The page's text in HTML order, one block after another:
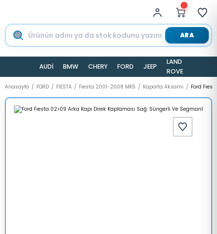
ARA
AUDİ BMW CHERY FORD JEEP
LAND
ROVER
Anasayfa FORD FİESTA Fiesta 2001-2008 MK5 Kaporta Aksamı Ford